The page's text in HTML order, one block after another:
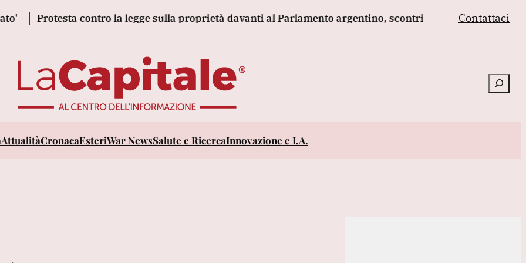
Protesta contro la legge sulla proprietà davanti al Parlamento argentino, scontri Sanchez presiederà
Contattaci
Cerca
AttualitàCronacaEsteriWar NewsSalute e RicercaInnovazione e I.A.